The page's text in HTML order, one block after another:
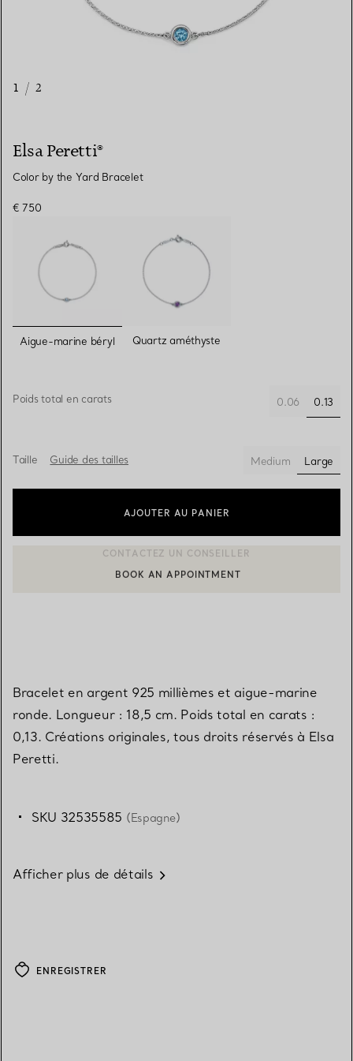
1 / 2
Elsa Peretti®
Color by the Yard Bracelet
€ 750
sélectionnés
Aigue-marine béryl Quartz améthyste
Taille Guide des tailles Medium
Large
Poids total en carats 0.06
0.13
AJOUTER AU PANIER
CONTACTER UN CONSEILLER CLIENT OU PRENDRE RENDEZ-
BOOK AN APPOINTMENT
Bracelet en argent 925 millièmes et aigue-marine
ronde. Longueur : 18,5 cm. Poids total en carats :
0,13. Créations originales, tous droits réservés à Elsa
Peretti.
SKU 32535585 (Espagne)
Afficher plus de détails
ENREGISTRER